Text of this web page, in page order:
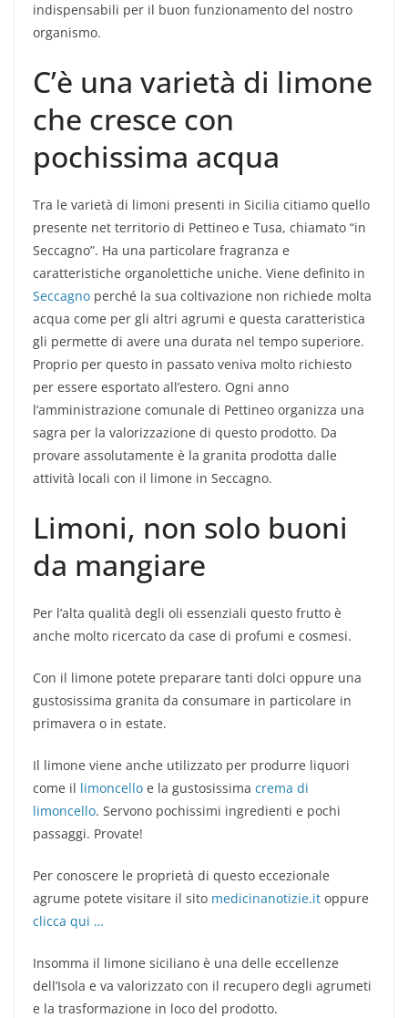
indispensabili per il buon funzionamento del nostro
organismo.
C’è una varietà di limone
che cresce con
pochissima acqua
Tra le varietà di limoni presenti in Sicilia citiamo quello
presente net territorio di Pettineo e Tusa, chiamato “in
Seccagno”. Ha una particolare fragranza e
caratteristiche organolettiche uniche. Viene definito in
Seccagno perché la sua coltivazione non richiede molta
acqua come per gli altri agrumi e questa caratteristica
gli permette di avere una durata nel tempo superiore.
Proprio per questo in passato veniva molto richiesto
per essere esportato all’estero. Ogni anno
l’amministrazione comunale di Pettineo organizza una
sagra per la valorizzazione di questo prodotto. Da
provare assolutamente è la granita prodotta dalle
attività locali con il limone in Seccagno.
Limoni, non solo buoni
da mangiare
Per l’alta qualità degli oli essenziali questo frutto è
anche molto ricercato da case di profumi e cosmesi.
Con il limone potete preparare tanti dolci oppure una
gustosissima granita da consumare in particolare in
primavera o in estate.
Il limone viene anche utilizzato per produrre liquori
come il limoncello e la gustosissima crema di
limoncello. Servono pochissimi ingredienti e pochi
passaggi. Provate!
Per conoscere le proprietà di questo eccezionale
agrume potete visitare il sito medicinanotizie.it oppure
clicca qui …
Insomma il limone siciliano è una delle eccellenze
dell’Isola e va valorizzato con il recupero degli agrumeti
e la trasformazione in loco del prodotto.